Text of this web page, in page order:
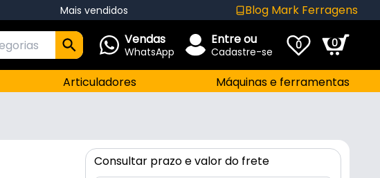
Mais vendidos Blog Mark Ferragens
Vendas
WhatsApp
Entre ou
Cadastre-se 0 0
Articuladores Máquinas e ferramentas
Consultar prazo e valor do frete